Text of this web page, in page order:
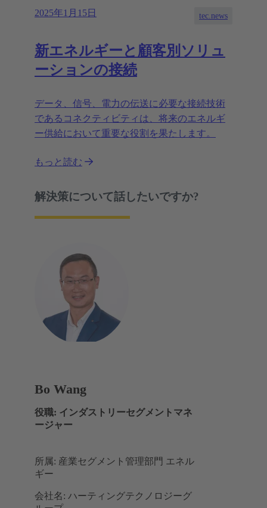
2025年1月15日 tec.news
新エネルギーと顧客別ソリュ
ーションの接続
データ、信号、電力の伝送に必要な接続技術
であるコネクティビティは、将来のエネルギ
ー供給において重要な役割を果たします。
もっと読む
解決策について話したいですか?
Bo Wang
役職: インダストリーセグメントマネ
ージャー
所属: 産業セグメント管理部門 エネル
ギー
会社名: ハーティングテクノロジーグ